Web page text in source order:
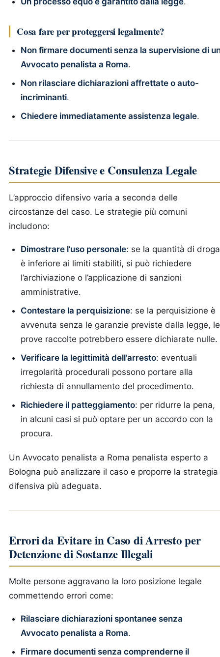
Cosa fare per proteggersi legalmente?
Non firmare documenti senza la supervisione di
Avvocato penalista a Roma.
Non rilasciare dichiarazioni affrettate o auto-
incriminanti.
Chiedere immediatamente assistenza legale.
Strategie Difensive e Consulenza Legale
L’approccio difensivo varia a seconda delle
circostanze del caso. Le strategie più comuni
includono:
Dimostrare l’uso personale: se la quantità di droga
è inferiore ai limiti stabiliti, si può richiedere
l’archiviazione o l’applicazione di sanzioni
amministrative.
Contestare la perquisizione: se la perquisizione è
avvenuta senza le garanzie previste dalla legge, le
prove raccolte potrebbero essere dichiarate nulle.
Verificare la legittimità dell’arresto: eventuali
irregolarità procedurali possono portare alla
richiesta di annullamento del procedimento.
Richiedere il patteggiamento: per ridurre la pena,
in alcuni casi si può optare per un accordo con la
procura.
Un Avvocato penalista a Roma penalista esperto a
Bologna può analizzare il caso e proporre la strategia
difensiva più adeguata.
Errori da Evitare in Caso di Arresto per
Detenzione di Sostanze Illegali
Molte persone aggravano la loro posizione legale
commettendo errori come:
Rilasciare dichiarazioni spontanee senza
Avvocato penalista a Roma.
Firmare documenti senza comprenderne il